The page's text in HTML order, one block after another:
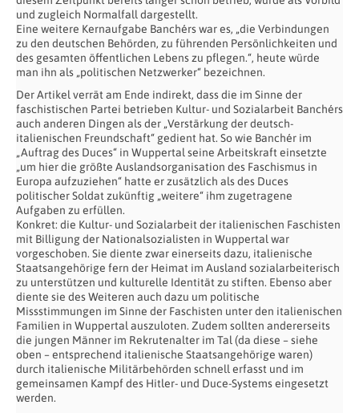
und zugleich Normalfall dargestellt.
Eine weitere Kernaufgabe Banchérs war es, „die Verbindungen
zu den deutschen Behörden, zu führenden Persönlichkeiten und
des gesamten öffentlichen Lebens zu pflegen.“, heute würde
man ihn als „politischen Netzwerker“ bezeichnen.
Der Artikel verrät am Ende indirekt, dass die im Sinne der
faschistischen Partei betrieben Kultur- und Sozialarbeit Banchérs
auch anderen Dingen als der „Verstärkung der deutsch-
italienischen Freundschaft“ gedient hat. So wie Banchér im
„Auftrag des Duces“ in Wuppertal seine Arbeitskraft einsetzte
„um hier die größte Auslandsorganisation des Faschismus in
Europa aufzuziehen“ hatte er zusätzlich als des Duces
politischer Soldat zukünftig „weitere“ ihm zugetragene
Aufgaben zu erfüllen.
Konkret: die Kultur- und Sozialarbeit der italienischen Faschisten
mit Billigung der Nationalsozialisten in Wuppertal war
vorgeschoben. Sie diente zwar einerseits dazu, italienische
Staatsangehörige fern der Heimat im Ausland sozialarbeiterisch
zu unterstützen und kulturelle Identität zu stiften. Ebenso aber
diente sie des Weiteren auch dazu um politische
Missstimmungen im Sinne der Faschisten unter den italienischen
Familien in Wuppertal auszuloten. Zudem sollten andererseits
die jungen Männer im Rekrutenalter im Tal (da diese – siehe
oben – entsprechend italienische Staatsangehörige waren)
durch italienische Militärbehörden schnell erfasst und im
gemeinsamen Kampf des Hitler- und Duce-Systems eingesetzt
werden.